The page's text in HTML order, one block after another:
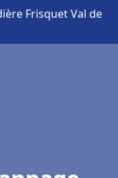
Frisquet Val de